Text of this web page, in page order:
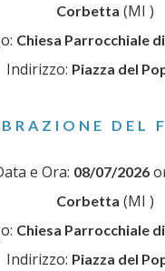
Corbetta (MI )
Chiesa Parrocchiale
Indirizzo: Piazza del
DEL
e Ora: 08/07/2026
Corbetta (MI )
Chiesa Parrocchiale
Indirizzo: Piazza del